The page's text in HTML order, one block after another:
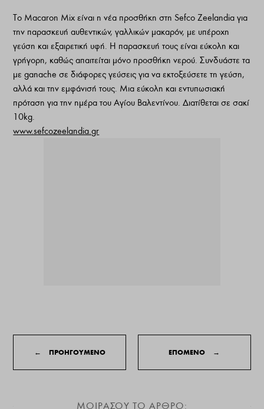
Το Macaron Mix είναι η νέα προσθήκη στη Sefco Zeelandia για
την παρασκευή αυθεντικών, γαλλικών μακαρόν, με υπέροχη
γεύση και εξαιρετική υφή. Η παρασκευή τους είναι εύκολη και
γρήγορη, καθώς απαιτείται μόνο προσθήκη νερού. Συνδυάστε τα
με ganache σε διάφορες γεύσεις για να εκτοξεύσετε τη γεύση,
αλλά και την εμφάνισή τους. Μια εύκολη και εντυπωσιακή
πρόταση για την ημέρα του Αγίου Βαλεντίνου. Διατίθεται σε σακί
10kg.
www.sefcozeelandia.gr
← ΠΡΟΗΓΟΥΜΕΝΟ ΕΠΟΜΕΝΟ →
ΜΟΙΡΑΣΟΥ ΤΟ ΑΡΘΡΟ: